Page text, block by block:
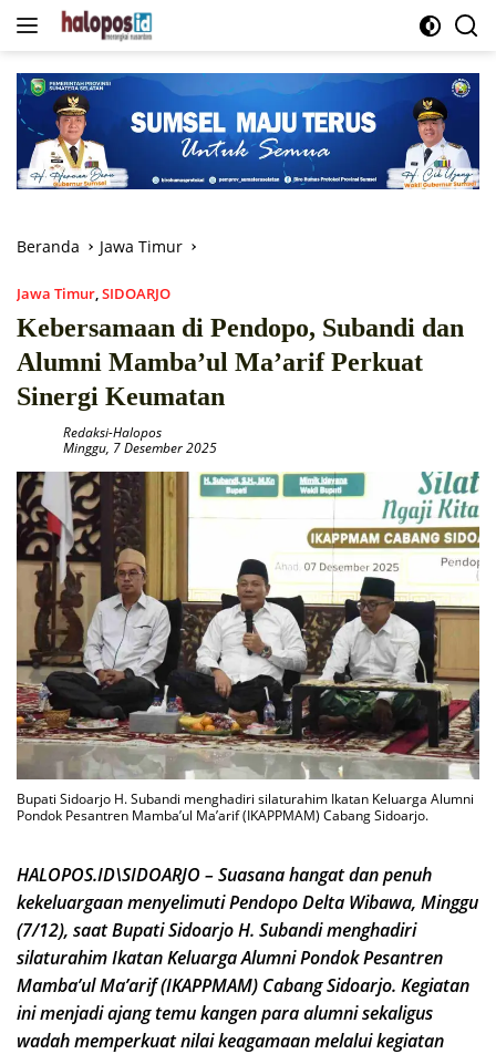
Langsung
Beranda Jawa Timur
Jawa Timur SIDOARJO
Kebersamaan di Pendopo, Subandi dan
Alumni Mamba’ul Ma’arif Perkuat
Sinergi Keumatan
Redaksi-Halopos
Minggu, 7 Desember 2025
Bupati Sidoarjo H. Subandi menghadiri silaturahim Ikatan Keluarga Alumni
Pondok Pesantren Mamba’ul Ma’arif (IKAPPMAM) Cabang Sidoarjo.
HALOPOS.ID\SIDOARJO – Suasana hangat dan penuh
kekeluargaan menyelimuti Pendopo Delta Wibawa, Minggu
(7/12), saat Bupati Sidoarjo H. Subandi menghadiri
silaturahim Ikatan Keluarga Alumni Pondok Pesantren
Mamba’ul Ma’arif (IKAPPMAM) Cabang Sidoarjo. Kegiatan
ini menjadi ajang temu kangen para alumni sekaligus
wadah memperkuat nilai keagamaan melalui kegiatan